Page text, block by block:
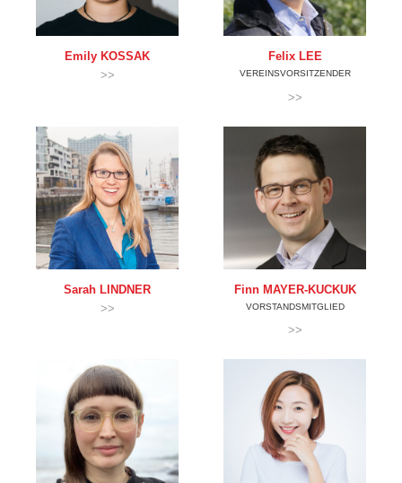
Emily KOSSAK
>>
Felix LEE
VEREINSVORSITZENDER
>>
Sarah LINDNER
>>
Finn MAYER-KUCKUK
VORSTANDSMITGLIED
>>